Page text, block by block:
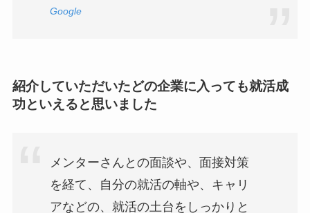
Google
紹介していただいたどの企業に入っても就活成
功といえると思いました
メンターさんとの面談や、面接対策
を経て、自分の就活の軸や、キャリ
アなどの、就活の土台をしっかりと